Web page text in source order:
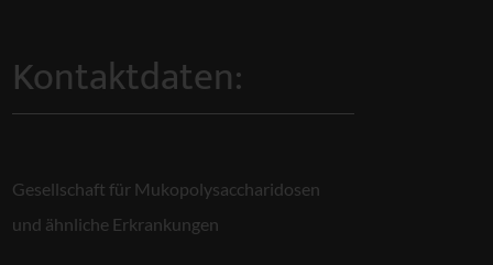
Kontaktdaten:
Gesellschaft für Mukopolysaccharidosen
und ähnliche Erkrankungen